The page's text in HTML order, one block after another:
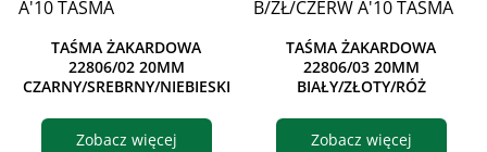
TAŚMA ŻAKARDOWA
22806/02 20MM
CZARNY/SREBRNY/NIEBIESKI
Zobacz więcej
TAŚMA ŻAKARDOWA
22806/03 20MM
BIAŁY/ZŁOTY/RÓŻ
Zobacz więcej